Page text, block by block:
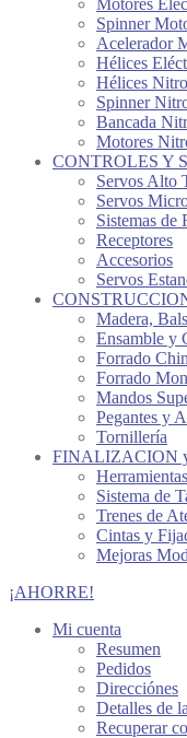
Motores
Spinner
Acelerador
Hélices
Hélices
Spinner
Bancada
Motores
CONTROLES Y
Servos Alto
Servos
Sistemas de
Receptores
Accesorios
Servos
Madera,
Ensamble y
Forrado
Forrado
Mandos
Pegantes y
Tornillería
FINALIZACION
Sistema de
Trenes de
Cintas y
Mejoras
¡AHORRE!
Mi cuenta
Resumen
Pedidos
Direcciónes
Detalles de
Recuperar